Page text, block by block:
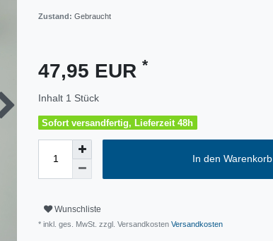
Zustand: Gebraucht
47,95 EUR *
Inhalt 1 Stück
Sofort versandfertig, Lieferzeit 48h
In den Warenkorb
Wunschliste
* inkl. ges. MwSt. zzgl. Versandkosten Versandkosten